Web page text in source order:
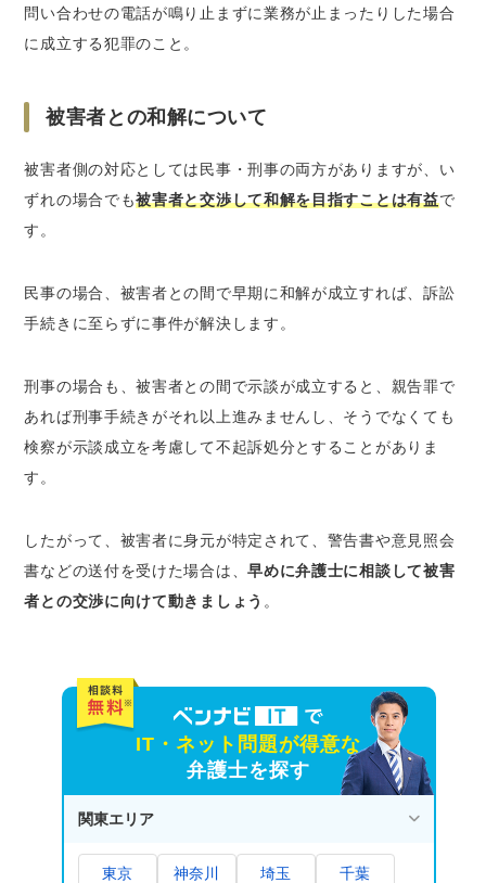
問い合わせの電話が鳴り止まずに業務が止まったりした場合
に成立する犯罪のこと。
被害者との和解について
被害者側の対応としては民事・刑事の両方がありますが、い
ずれの場合でも被害者と交渉して和解を目指すことは有益で
す。
民事の場合、被害者との間で早期に和解が成立すれば、訴訟
手続きに至らずに事件が解決します。
刑事の場合も、被害者との間で示談が成立すると、親告罪で
あれば刑事手続きがそれ以上進みませんし、そうでなくても
検察が示談成立を考慮して不起訴処分とすることがありま
す。
したがって、被害者に身元が特定されて、警告書や意見照会
書などの送付を受けた場合は、早めに弁護士に相談して被害
者との交渉に向けて動きましょう 。
IT・ネット問題が得意な
弁護士を探す
関東エリア
東京 神奈川 埼玉 千葉